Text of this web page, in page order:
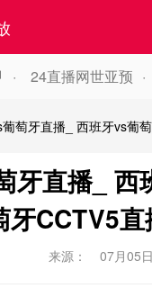
24直播网世亚预
萄牙直播_ 西班牙vs葡
牙直播_
CCTV5
来源： 07月05